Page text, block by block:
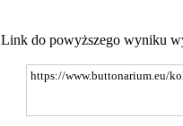
Link do powyższego wyniku